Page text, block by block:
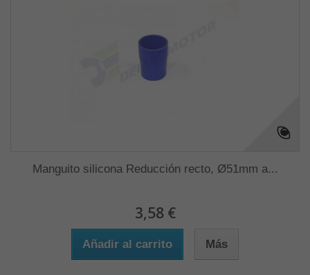
Manguito silicona Reducción recto, Ø51mm a...
3,58 €
Añadir al carrito Más